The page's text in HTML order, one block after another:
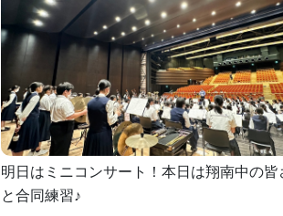
明日はミニコンサート！本日は翔南中の皆
と合同練習♪